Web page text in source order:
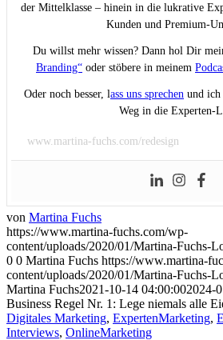
der Mittelklasse – hinein in die lukrative
Kunden und Premium-
Du willst mehr wissen? Dann hol Dir
Branding“ oder stöbere in meinem
Oder noch besser, lass uns sprechen und ich
Weg in die Experten-
www.martina-fuchs.com/redesign
von Martina Fuchs
https://www.martina-fuchs.com/wp-
content/uploads/2020/01/Martina-Fuchs-
0 0 Martina Fuchs https://www.martina-
content/uploads/2020/01/Martina-Fuchs-
Martina Fuchs2021-10-14 04:00:002024-
Business Regel Nr. 1: Lege niemals alle
Digitales Marketing, ExpertenMarketing,
Interviews, OnlineMarketing